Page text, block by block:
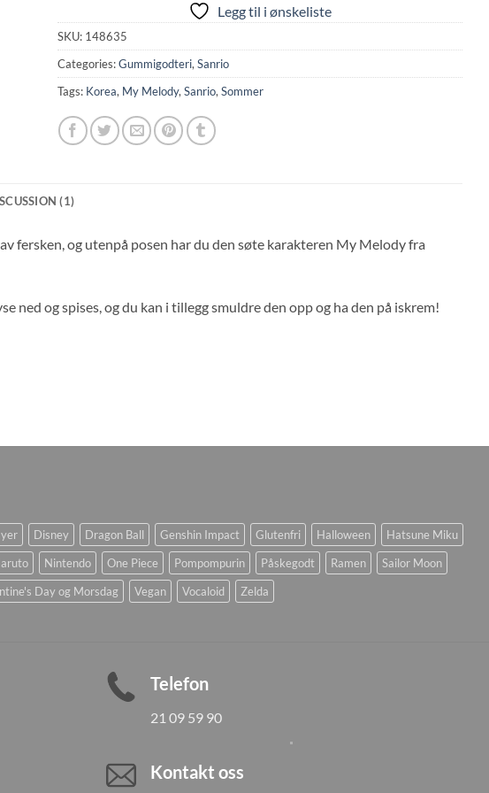
Legg til i ønskeliste
SKU: 148635
Categories:Gummigodteri,Sanrio
Tags: Korea, My Melody,Sanrio,Sommer
(1)
fersken, og utenpå posen har du den søte karakteren My Melody fra
ned og spises, og du kan i tillegg smuldre den opp og ha den på iskrem!
Disney Dragon Ball Genshin Impact Glutenfri Halloween
Hatsune Miku
Nintendo One Piece Pompompurin Påskegodt Ramen
Sailor Moon
Day og Morsdag Vegan Vocaloid Zelda
Telefon
21 09 59 90
Kontakt oss